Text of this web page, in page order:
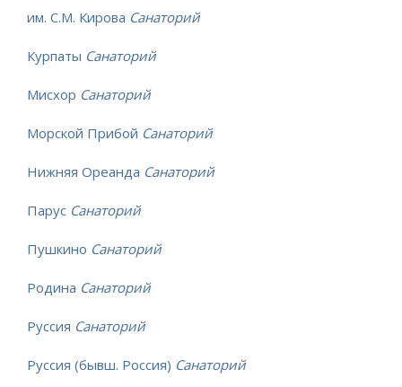
им. С.М. Кирова Санаторий
Курпаты Санаторий
Мисхор Санаторий
Морской Прибой Санаторий
Нижняя Ореанда Санаторий
Парус Санаторий
Пушкино Санаторий
Родина Санаторий
Руссия Санаторий
Руссия (бывш. Россия) Санаторий